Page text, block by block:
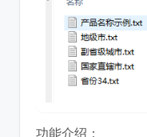
功能介绍：